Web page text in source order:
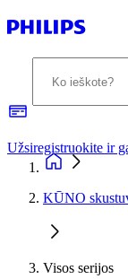
Užsiregistruokite ir
KŪNO
Visos serijos